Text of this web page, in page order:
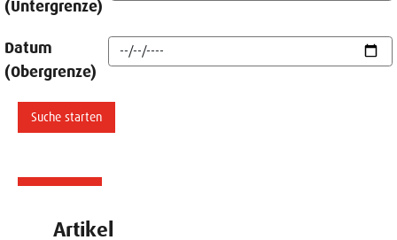
(Untergrenze)
Datum
(Obergrenze)
Artikel